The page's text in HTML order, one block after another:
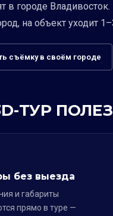
в городе
на объект уходит
съёмку в своём городе
ТУР
без выезда
и габариты
прямо в туре —